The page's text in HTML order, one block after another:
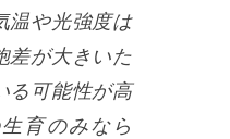
温や光強度は
差が大きいた
る可能性が高
育のみなら